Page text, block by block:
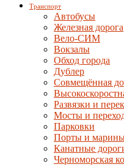
Транспорт
Автобусы
Железная дорога
Вело-СИМ
Вокзалы
Обход города
Дублер
Совмещённая
Развязки и
Мосты и
Парковки
Порты и
Канатные
Черноморская